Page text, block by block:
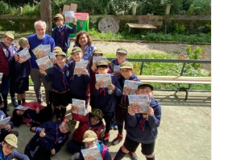
GreenCare
School.
La
Don
Milani
con
alunni
e
docenti
per
un